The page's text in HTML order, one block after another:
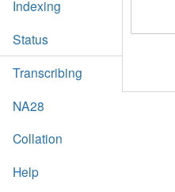
Indexing
Status
Transcribing
NA28
Collation
Help